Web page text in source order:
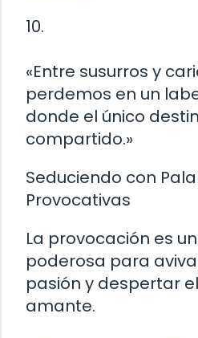
10.
«Entre susurros y
perdemos en un
donde el único
compartido.»
Seduciendo con
Provocativas
La provocación es
poderosa para
pasión y despertar
amante.